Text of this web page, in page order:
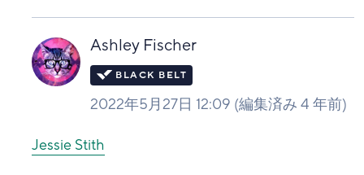
い
Ashley Fischer
2022年5月27日 12:09 (編集済み4 年前)
Jessie Stith